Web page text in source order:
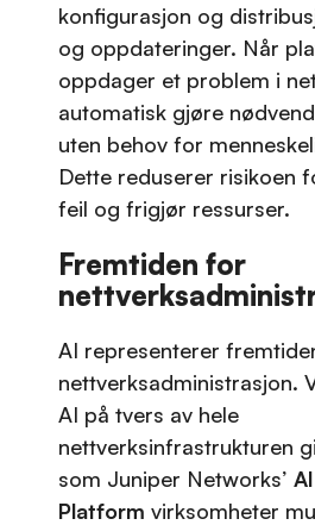
konfigurasjon og
og oppdateringer. Når
oppdager et problem i
automatisk gjøre
uten behov for
Dette reduserer risikoen
feil og frigjør ressurser.
Fremtiden for
AI representerer
nettverksadministrasjon.
AI på tvers av hele
nettverksinfrastrukturen
som Juniper Networks’
Platform virksomheter